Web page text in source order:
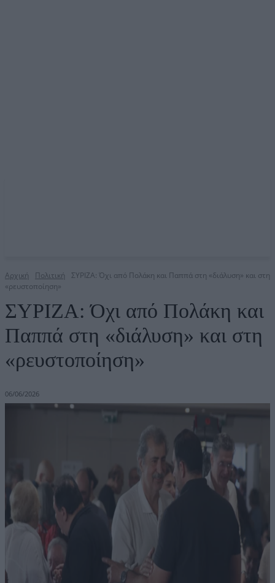
Αρχική Πολιτική
ΣΥΡΙΖΑ: Όχι από Πολάκη και Παππά στη «διάλυση» και στη
«ρευστοποίηση»
ΣΥΡΙΖΑ: Όχι από Πολάκη και
Παππά στη «διάλυση» και στη
«ρευστοποίηση»
06/06/2026